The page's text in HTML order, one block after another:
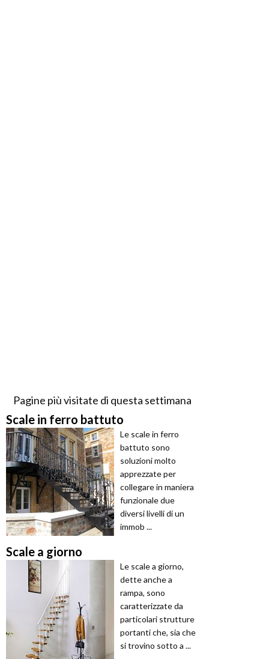
Pagine più visitate di questa settimana
Scale in ferro battuto
Le scale in ferro
battuto sono
soluzioni molto
apprezzate per
collegare in maniera
funzionale due
diversi livelli di un
immob ...
Scale a giorno
Le scale a giorno,
dette anche a
rampa, sono
caratterizzate da
particolari strutture
portanti che, sia che
si trovino sotto a ...